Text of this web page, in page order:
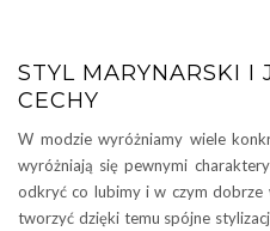
STYL MARYNARSKI I
CECHY
W modzie wyróżniamy wiele
wyróżniają się pewnymi
odkryć co lubimy i w czym dobrze
tworzyć dzięki temu spójne